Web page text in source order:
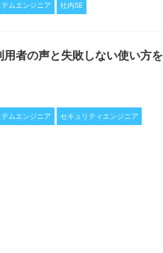
テムエンジニア 社内SE
者の声と失敗しない使い方を
テムエンジニア セキュリティエンジニア